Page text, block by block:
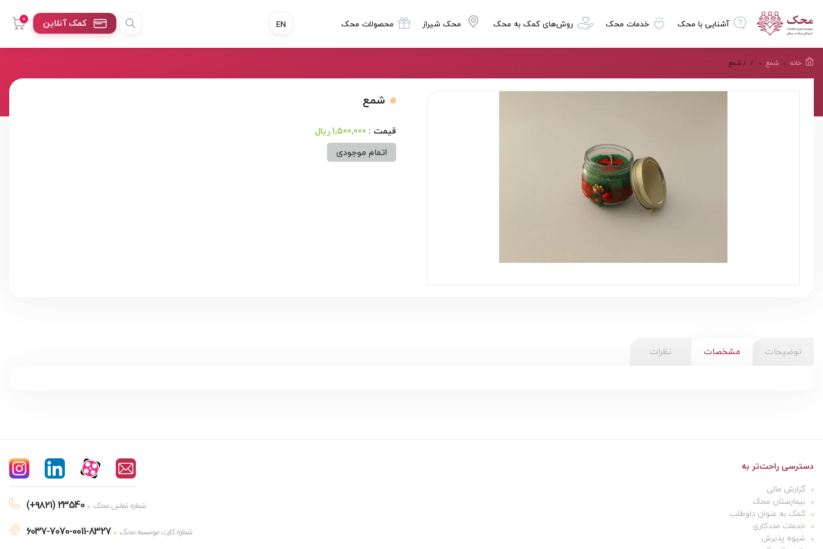
آشنایی با محک خدمات محک روش‌های کمک به محک محک شیراز محصولات محک 0 کمک آنلاین EN
خانه / شمع / شمع
شمع
1,500,000 ریال
اتمام موجودی
توضیحات مشخصات نظرات
دسترسی راحت‌تر به
گزارش مالی
بیمارستان محک
کمک به عنوان داوطلب
خدمات مددکاری
شیوه پذیرش
(+۹۸۲۱) 23540 شماره تماس محک
6037-7070-0011-8327 شماره کارت موسسه محک